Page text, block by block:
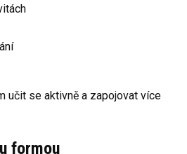
učit se aktivně a zapojovat více
formou